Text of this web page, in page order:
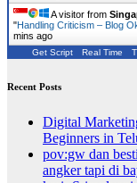
A visitor from
"Handling Criticism – Blog
mins ago
Get Script Real Time
Recent Posts
Digital
Beginners in
pov:gw dan
angker tapi di